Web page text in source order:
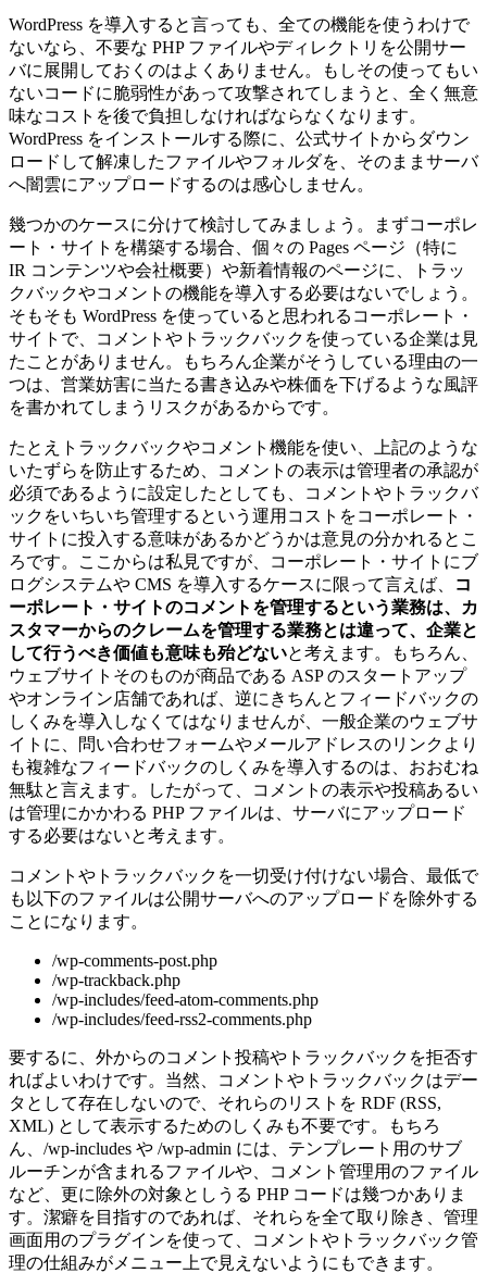
WordPress を導入すると言っても、全ての機能を使うわけで
ないなら、不要な PHP ファイルやディレクトリを公開サー
バに展開しておくのはよくありません。もしその使ってもい
ないコードに脆弱性があって攻撃されてしまうと、全く無意
味なコストを後で負担しなければならなくなります。
WordPress をインストールする際に、公式サイトからダウン
ロードして解凍したファイルやフォルダを、そのままサーバ
へ闇雲にアップロードするのは感心しません。
幾つかのケースに分けて検討してみましょう。まずコーポレ
ート・サイトを構築する場合、個々の Pages ページ（特に
IR コンテンツや会社概要）や新着情報のページに、トラッ
クバックやコメントの機能を導入する必要はないでしょう。
そもそも WordPress を使っていると思われるコーポレート・
サイトで、コメントやトラックバックを使っている企業は見
たことがありません。もちろん企業がそうしている理由の一
つは、営業妨害に当たる書き込みや株価を下げるような風評
を書かれてしまうリスクがあるからです。
たとえトラックバックやコメント機能を使い、上記のような
いたずらを防止するため、コメントの表示は管理者の承認が
必須であるように設定したとしても、コメントやトラックバ
ックをいちいち管理するという運用コストをコーポレート・
サイトに投入する意味があるかどうかは意見の分かれるとこ
ろです。ここからは私見ですが、コーポレート・サイトにブ
ログシステムや CMS を導入するケースに限って言えば、
コ
ーポレート・サイトのコメントを管理するという業務は、カ
スタマーからのクレームを管理する業務とは違って、企業と
して行うべき価値も意味も殆どないと考えます。もちろん、
ウェブサイトそのものが商品である ASP のスタートアップ
やオンライン店舗であれば、逆にきちんとフィードバックの
しくみを導入しなくてはなりませんが、一般企業のウェブサ
イトに、問い合わせフォームやメールアドレスのリンクより
も複雑なフィードバックのしくみを導入するのは、おおむね
無駄と言えます。したがって、コメントの表示や投稿あるい
は管理にかかわる PHP ファイルは、サーバにアップロード
する必要はないと考えます。
コメントやトラックバックを一切受け付けない場合、最低で
も以下のファイルは公開サーバへのアップロードを除外する
ことになります。
/wp-comments-post.php
/wp-trackback.php
/wp-includes/feed-atom-comments.php
/wp-includes/feed-rss2-comments.php
要するに、外からのコメント投稿やトラックバックを拒否す
ればよいわけです。当然、コメントやトラックバックはデー
タとして存在しないので、それらのリストを RDF (RSS,
XML) として表示するためのしくみも不要です。もちろ
ん、/wp-includes や /wp-admin には、テンプレート用のサブ
ルーチンが含まれるファイルや、コメント管理用のファイル
など、更に除外の対象としうる PHP コードは幾つかありま
す。潔癖を目指すのであれば、それらを全て取り除き、管理
画面用のプラグインを使って、コメントやトラックバック管
理の仕組みがメニュー上で見えないようにもできます。